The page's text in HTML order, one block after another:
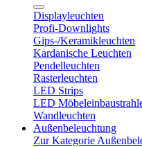
Displayleuchten
Profi-Downlights
Gips-/Keramikleuchten
Kardanische Leuchten
Pendelleuchten
Rasterleuchten
LED Strips
LED
Wandleuchten
Außenbeleuchtung
Zur Kategorie